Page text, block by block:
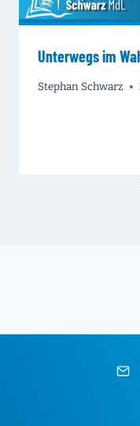
Unterwegs im
Stephan Schwarz